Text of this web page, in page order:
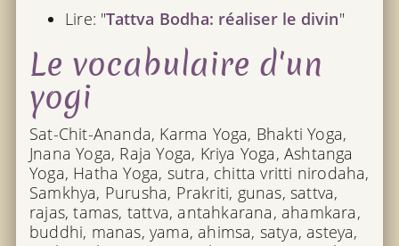
Lire: "Tattva Bodha: réaliser le divin"
Le vocabulaire d'un
yogi
Sat-Chit-Ananda, Karma Yoga, Bhakti Yoga,
Jnana Yoga, Raja Yoga, Kriya Yoga, Ashtanga
Yoga, Hatha Yoga, sutra, chitta vritti nirodaha,
Samkhya, Purusha, Prakriti, gunas, sattva,
rajas, tamas, tattva, antahkarana, ahamkara,
buddhi, manas, yama, ahimsa, satya, asteya,